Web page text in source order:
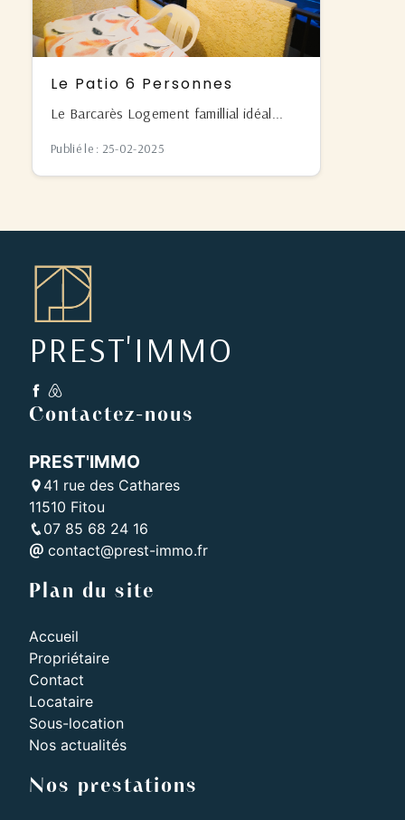
Le Patio 6 Personnes
Le Barcarès Logement famillial idéal...
Publié le : 25-02-2025
PREST'IMMO
Contactez-nous
PREST'IMMO
41 rue des Cathares
11510 Fitou
07 85 68 24 16
contact@prest-immo.fr
Plan du site
Accueil
Propriétaire
Contact
Locataire
Sous-location
Nos actualités
Nos prestations